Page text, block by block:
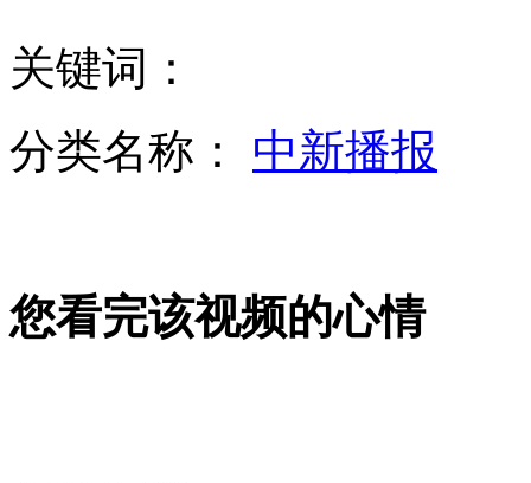
富二代互掐郭美美 晒银行99亿余额
关键词：
分类名称： 中新播报
您看完该视频的心情